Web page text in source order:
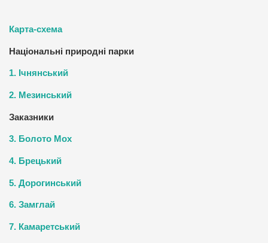
Карта-схема
Національні природні парки
1. Ічнянський
2. Мезинський
Заказники
3. Болото Мох
4. Брецький
5. Дорогинський
6. Замглай
7. Камаретський